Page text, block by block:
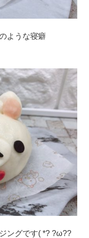
ような寝癖
ングです( *? ?ω??